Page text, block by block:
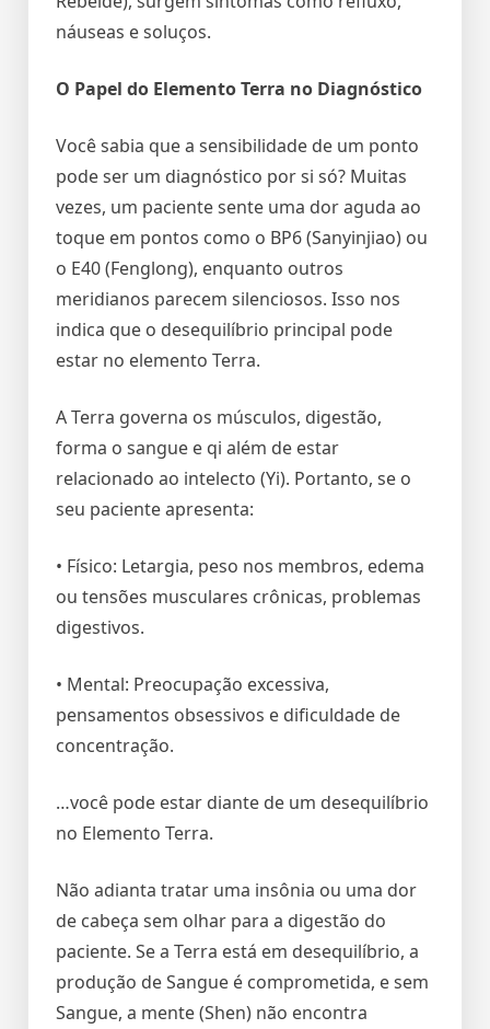
náuseas e soluços.
O Papel do Elemento Terra no Diagnóstico
Você sabia que a sensibilidade de um ponto
pode ser um diagnóstico por si só? Muitas
vezes, um paciente sente uma dor aguda ao
toque em pontos como o BP6 (Sanyinjiao) ou
o E40 (Fenglong), enquanto outros
meridianos parecem silenciosos. Isso nos
indica que o desequilíbrio principal pode
estar no elemento Terra.
A Terra governa os músculos, digestão,
forma o sangue e qi além de estar
relacionado ao intelecto (Yi). Portanto, se o
seu paciente apresenta:
• Físico: Letargia, peso nos membros, edema
ou tensões musculares crônicas, problemas
digestivos.
• Mental: Preocupação excessiva,
pensamentos obsessivos e dificuldade de
concentração.
…você pode estar diante de um desequilíbrio
no Elemento Terra.
Não adianta tratar uma insônia ou uma dor
de cabeça sem olhar para a digestão do
paciente. Se a Terra está em desequilíbrio, a
produção de Sangue é comprometida, e sem
Sangue, a mente (Shen) não encontra